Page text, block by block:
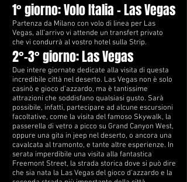
1° giorno: Volo Italia – Las Vegas
Partenza da Milano con volo di linea per Las
Vegas, all’arrivo vi attende un transfert privato
che vi condurrà al vostro hotel sulla Strip.
2°-3° giorno: Las Vegas
Due intere giornate dedicate alla visita di questa
incredibile città nel deserto. Las Vegas non è solo
casinò e gioco d’azzardo, ma è tantissime
attrazioni che soddisfano qualsiasi gusto. Sarà
possibile, infatti, partecipare ad alcune escursioni
facoltative, come la visita del famoso Skywalk, la
passerella di vetro a picco su Grand Canyon West,
oppure una gita in jeep nel deserto, o ancora una
cavalcata al tramonto, e tante altre esperienze. In
serata imperdibile una visita alla fantastica
Freemont Street, la strada storica dove si può dire
che sia nata la Las Vegas del gioco d’azzardo e la